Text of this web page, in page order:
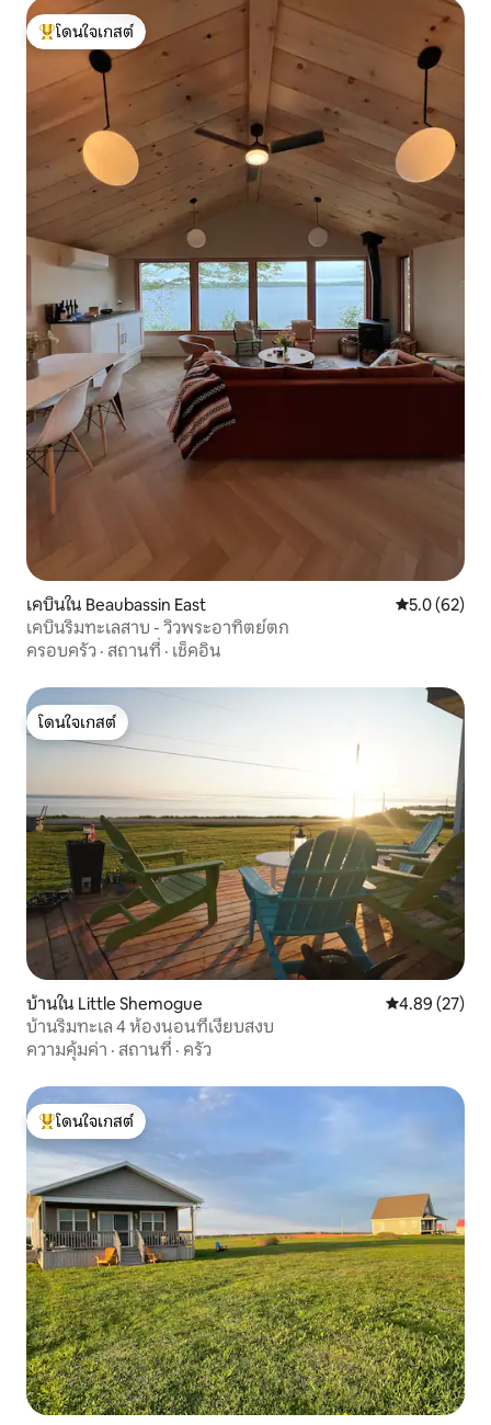
โดนใจเกสต์ที่สุด
โดนใจเกสต์
เคบินใน Beaubassin East คะแนนเฉลี่ย
5.0 (62)
เคบินริมทะเลสาบ - วิวพระอาทิตย์ตก
ครอบครัว · สถานที่ · เช็คอิน
โดนใจเกสต์
โดนใจเกสต์
บ้านใน Little Shemogue คะแนนเฉลี่ย
4.89 (27)
บ้านริมทะเล 4 ห้องนอนที่เงียบสงบ
ความคุ้มค่า · สถานที่ · ครัว
โดนใจเกสต์ที่สุด
โดนใจเกสต์